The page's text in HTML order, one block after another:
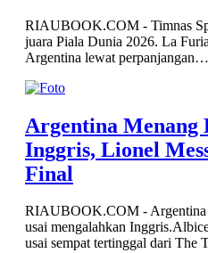
RIAUBOOK.COM - Timnas
juara Piala Dunia 2026. La
Argentina lewat perpanjangan…